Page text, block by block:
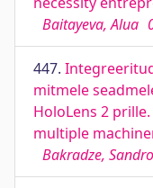
Baitayeva, Alua
447.
mitmele
HoloLens 2
multiple
Bakradze, Sandro